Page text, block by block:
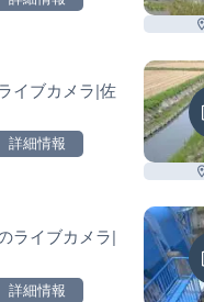
イブカメラ|佐
詳細情報
ライブカメラ|
詳細情報